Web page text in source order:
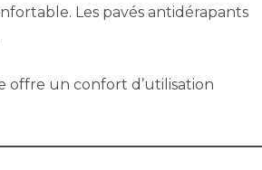
Les pavés antidérapants
offre un confort d’utilisation